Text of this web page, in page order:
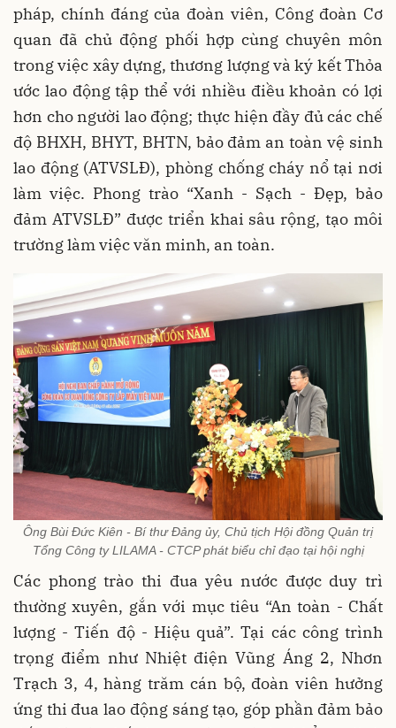
pháp, chính đáng của đoàn viên, Công đoàn Cơ
quan đã chủ động phối hợp cùng chuyên môn
trong việc xây dựng, thương lượng và ký kết Thỏa
ước lao động tập thể với nhiều điều khoản có lợi
hơn cho người lao động; thực hiện đầy đủ các chế
độ BHXH, BHYT, BHTN, bảo đảm an toàn vệ sinh
lao động (ATVSLĐ), phòng chống cháy nổ tại nơi
làm việc. Phong trào “Xanh - Sạch - Đẹp, bảo
đảm ATVSLĐ” được triển khai sâu rộng, tạo môi
trường làm việc văn minh, an toàn.
Ông Bùi Đức Kiên - Bí thư Đảng ủy, Chủ tịch Hội đồng Quản trị
Tổng Công ty LILAMA - CTCP phát biểu chỉ đạo tại hội nghị
Các phong trào thi đua yêu nước được duy trì
thường xuyên, gắn với mục tiêu “An toàn - Chất
lượng - Tiến độ - Hiệu quả”. Tại các công trình
trọng điểm như Nhiệt điện Vũng Áng 2, Nhơn
Trạch 3, 4, hàng trăm cán bộ, đoàn viên hưởng
ứng thi đua lao động sáng tạo, góp phần đảm bảo